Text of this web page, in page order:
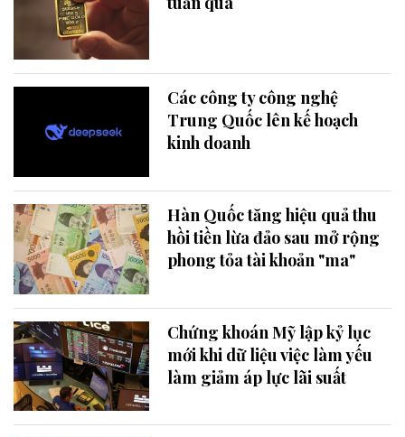
Các công ty công nghệ
Trung Quốc lên kế hoạch
kinh doanh
Hàn Quốc tăng hiệu quả thu
hồi tiền lừa đảo sau mở rộng
phong tỏa tài khoản "ma"
Chứng khoán Mỹ lập kỷ lục
mới khi dữ liệu việc làm yếu
làm giảm áp lực lãi suất